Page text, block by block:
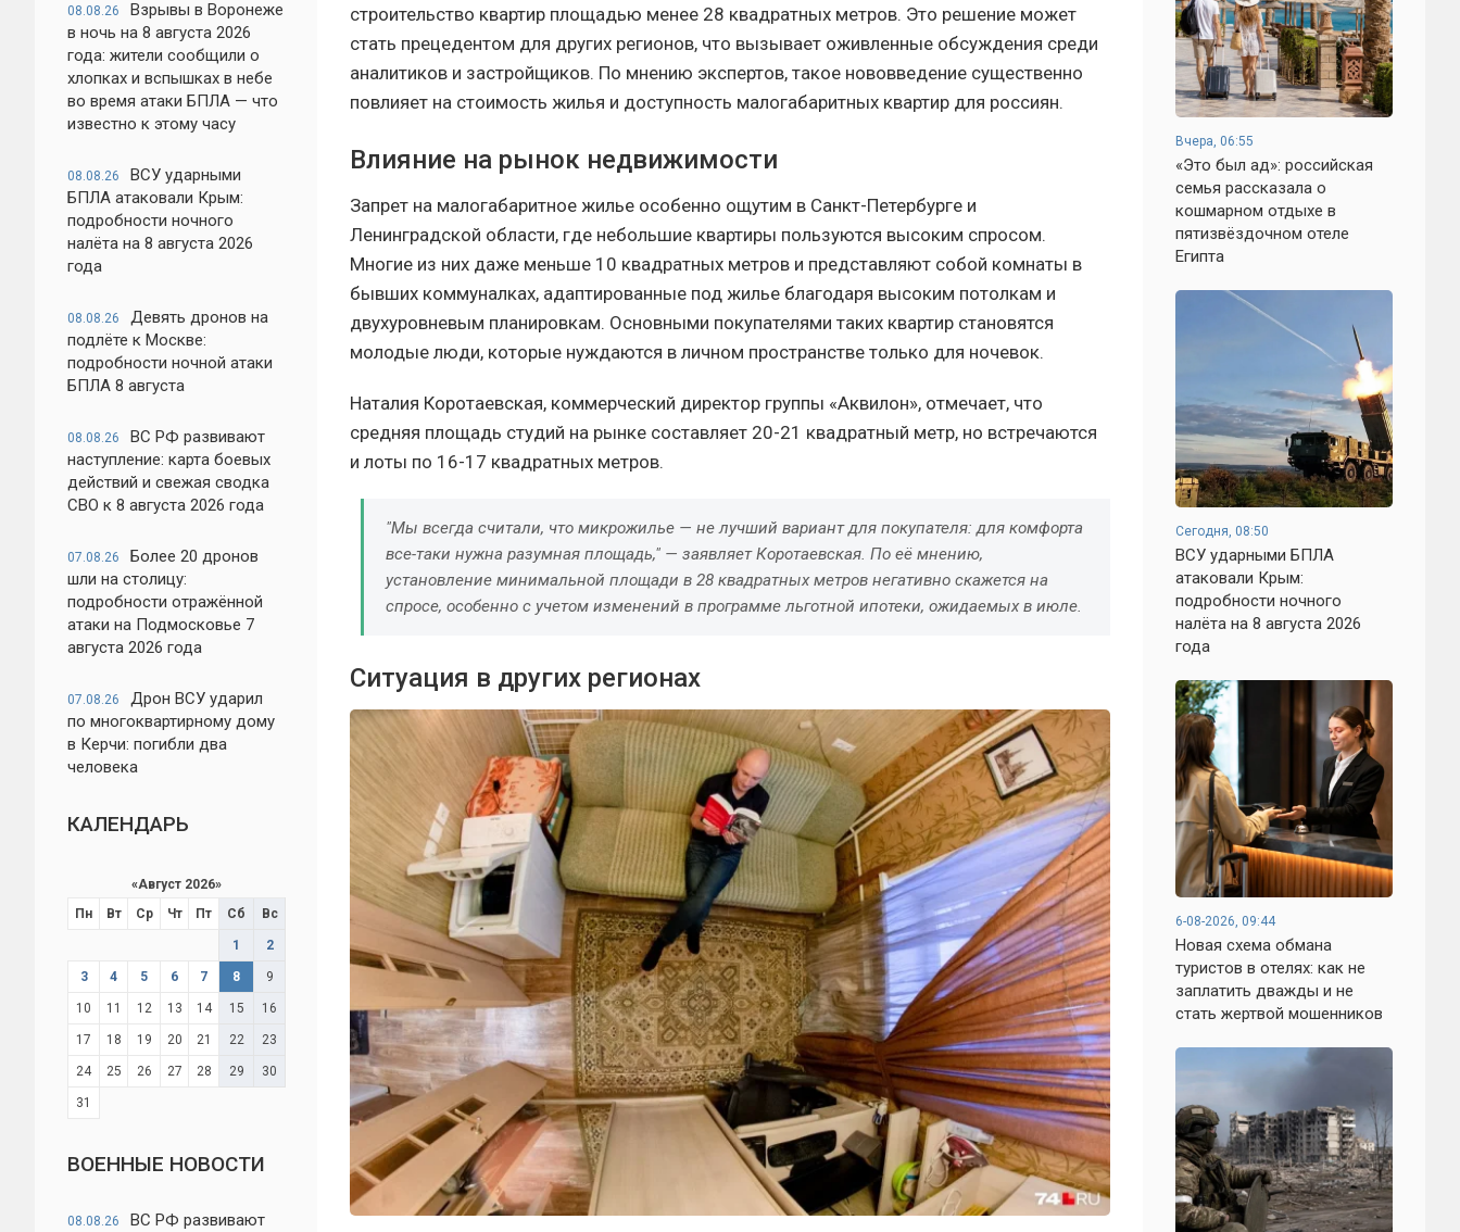
08.08.26
Взрывы в Воронеже
в ночь на 8 августа 2026
года: жители сообщили о
хлопках и вспышках в небе
во время атаки БПЛА — что
известно к этому часу
08.08.26
ВСУ ударными
БПЛА атаковали Крым:
подробности ночного
налёта на 8 августа 2026
года
08.08.26
Девять дронов на
подлёте к Москве:
подробности ночной атаки
БПЛА 8 августа
08.08.26
ВС РФ развивают
наступление: карта боевых
действий и свежая сводка
СВО к 8 августа 2026 года
07.08.26
Более 20 дронов
шли на столицу:
подробности отражённой
атаки на Подмосковье 7
августа 2026 года
07.08.26
Дрон ВСУ ударил
по многоквартирному дому
в Керчи: погибли два
человека
КАЛЕНДАРЬ
«Август 2026»
Пн
Вт Ср Чт Пт Сб Вс
1 2
3 4 5 6 7 8 9
10 11 12 13 14 15 16
17 18 19 20 21 22 23
24 25 26 27 28 29 30
31
ВОЕННЫЕ НОВОСТИ
08.08.26
ВС РФ развивают
строительство квартир площадью менее 28 квадратных метров. Это решение может
стать прецедентом для других регионов, что вызывает оживленные обсуждения среди
аналитиков и застройщиков. По мнению экспертов, такое нововведение существенно
повлияет на стоимость жилья и доступность малогабаритных квартир для россиян.
Влияние на рынок недвижимости
Запрет на малогабаритное жилье особенно ощутим в Санкт-Петербурге и
Ленинградской области, где небольшие квартиры пользуются высоким спросом.
Многие из них даже меньше 10 квадратных метров и представляют собой комнаты в
бывших коммуналках, адаптированные под жилье благодаря высоким потолкам и
двухуровневым планировкам. Основными покупателями таких квартир становятся
молодые люди, которые нуждаются в личном пространстве только для ночевок.
Наталия Коротаевская, коммерческий директор группы «Аквилон», отмечает, что
средняя площадь студий на рынке составляет 20-21 квадратный метр, но встречаются
и лоты по 16-17 квадратных метров.
"Мы всегда считали, что микрожилье — не лучший вариант для покупателя: для комфорта
все-таки нужна разумная площадь," — заявляет Коротаевская. По её мнению,
установление минимальной площади в 28 квадратных метров негативно скажется на
спросе, особенно с учетом изменений в программе льготной ипотеки, ожидаемых в июле.
Ситуация в других регионах
Вчера, 06:55
«Это был ад»: российская
семья рассказала о
кошмарном отдыхе в
пятизвёздочном отеле
Египта
Сегодня, 08:50
ВСУ ударными БПЛА
атаковали Крым:
подробности ночного
налёта на 8 августа 2026
года
6-08-2026, 09:44
Новая схема обмана
туристов в отелях: как не
заплатить дважды и не
стать жертвой мошенников